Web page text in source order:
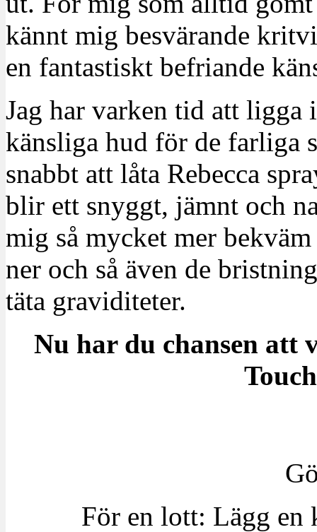
kännt mig besvärande
en fantastiskt befriande
Jag har varken tid att
känsliga hud för de farliga
snabbt att låta Rebecca
blir ett snyggt, jämnt och
mig så mycket mer
ner och så även de
täta graviditeter.
Nu har du chansen att
För en lott: Lägg en